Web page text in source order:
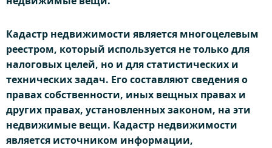
Кадастр недвижимости является многоцелевым
реестром, который используется не только для
налоговых целей, но и для статистических и
технических задач. Его составляют сведения о
правах собственности, иных вещных правах и
других правах, установленных законом, на эти
недвижимые вещи. Кадастр недвижимости
является источником информации,